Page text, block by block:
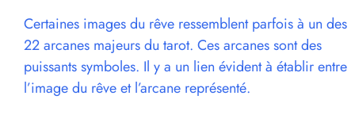
Certaines images du rêve ressemblent parfois à un des
22 arcanes majeurs du tarot. Ces arcanes sont des
puissants symboles. Il y a un lien évident à établir entre
l’image du rêve et l’arcane représenté.